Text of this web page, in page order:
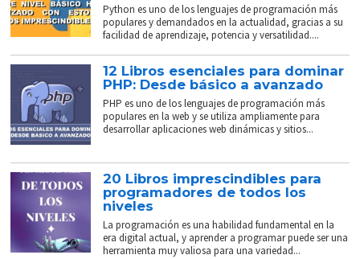
Python es uno de los lenguajes de programación más
populares y demandados en la actualidad, gracias a su
facilidad de aprendizaje, potencia y versatilidad....
12 Libros esenciales para dominar
PHP: Desde básico a avanzado
PHP es uno de los lenguajes de programación más
populares en la web y se utiliza ampliamente para
desarrollar aplicaciones web dinámicas y sitios...
20 Libros imprescindibles para
programadores de todos los
niveles
La programación es una habilidad fundamental en la
era digital actual, y aprender a programar puede ser una
herramienta muy valiosa para una variedad...